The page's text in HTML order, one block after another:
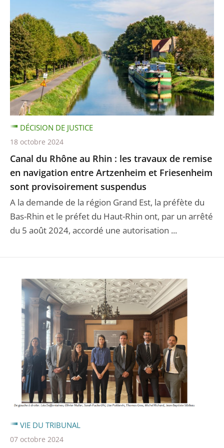
Canal du Rhône au Rhin : les travaux de remise
en navigation entre Artzenheim et Friesenheim
sont provisoirement suspendus
A la demande de la région Grand Est, la préfète du
Bas-Rhin et le préfet du Haut-Rhin ont, par un arrêté
du 5 août 2024, accordé une autorisation ...
DÉCISION DE JUSTICE
18 octobre 2024
VIE DU TRIBUNAL
07 octobre 2024